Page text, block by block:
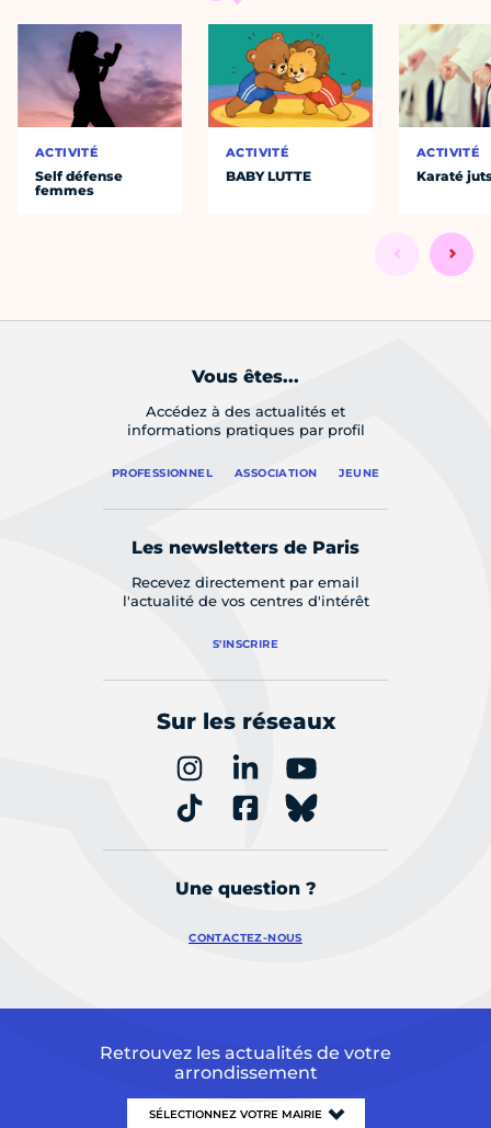
ACTIVITÉ
Self défense
femmes
ACTIVITÉ
BABY LUTTE
ACTIVITÉ
Karaté
Vous êtes...
Accédez à des actualités et
informations pratiques par profil
PROFESSIONNEL ASSOCIATION JEUNE
Les newsletters de Paris
Recevez directement par email
l'actualité de vos centres d'intérêt
S'INSCRIRE
Sur les réseaux
Une question ?
CONTACTEZ-NOUS
Retrouvez les actualités de votre
arrondissement